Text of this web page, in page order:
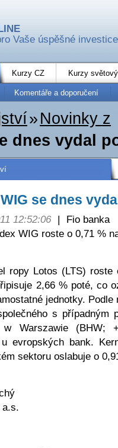
Vaše úspěšné investice
Kurzy CZ Kurzy
Komentáře a doporučení
» Novinky z
dnes vydal
se dnes
12:52:06 |
Fio banka
WIG roste o 0,71 %
ropy Lotos (LTS)
2,66 % poté, co
jednotky.
s případným
w Warszawie (BHW;
u evropských bank.
sektoru oslabuje o
a.s.